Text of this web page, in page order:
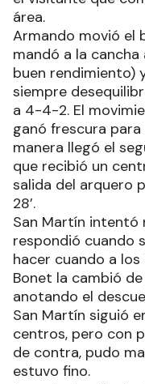
área.
Armando movió el
mandó a la cancha
buen rendimiento)
siempre
a 4-4-2. El
ganó frescura
manera llegó el
que recibió un
salida del arquero
28’.
San Martín intentó
respondió cuando
hacer cuando a los
Bonet la cambió
anotando el
San Martín siguió
centros, pero con
de contra, pudo
estuvo fino.